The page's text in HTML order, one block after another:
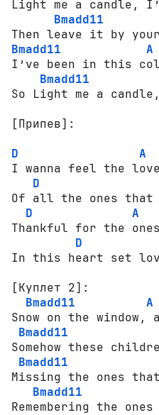
Light me a candle,
Bmadd11
Bmadd11
A
I’ve been in this
Bmadd11
So Light me a
[Припев]:
D
A
I wanna feel the
D
Of all the ones that
D
A
Thankful for the
D
[Куплет 2]:
Bmadd11
A
Snow on the
Bmadd11
Somehow these
Bmadd11
Missing the ones
Bmadd11
Remembering the